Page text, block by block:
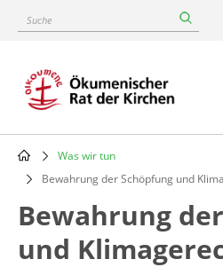
content
Suche
Main
navigation
Breadcrumb
Was wir tun
Bewahrung der Schöpfung und
Bewahrung
und